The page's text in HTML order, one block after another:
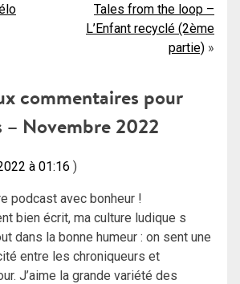
Tales from the loop –
L’Enfant recyclé (2ème
partie)
commentaires pour
– Novembre 2022
à 01:16
podcast avec bonheur !
bien écrit, ma culture ludique s
dans la bonne humeur : on sent une
entre les chroniqueurs et
J’aime la grande variété des